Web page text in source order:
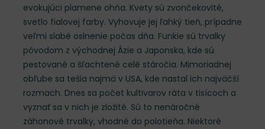
evokujúci plamene ohňa. Kvety sú zvončekovité,
svetlo fialovej farby. Vyhovuje jej ľahký tieň, prípadne
veľmi slabé oslnenie počas dňa. Funkie sú trvalky
pôvodom z východnej Ázie a Japonska, kde sú
pestované a šľachtené celé stáročia. Mimoriadnej
obľube sa tešia najmä v USA, kde nastal ich najväčší
rozmach. Dnes sa počet kultivarov ráta v tisícoch a
vyznať sa v nich je zložité. Sú to nenáročné
záhonové trvalky, vhodné do polotieňa. Niektoré